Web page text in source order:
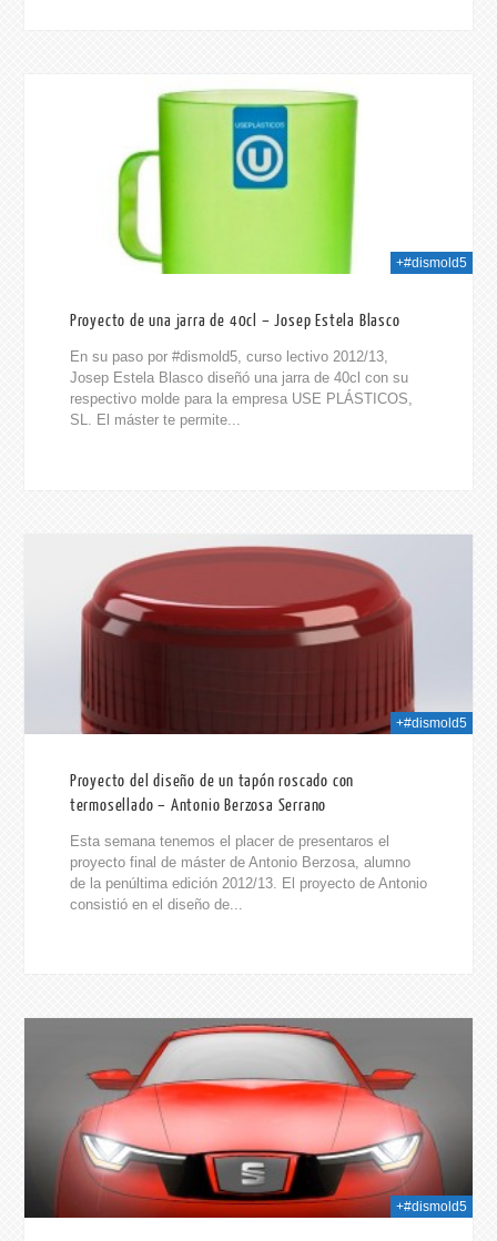
+#dismold5
Proyecto de una jarra de 40cl – Josep Estela Blasco
En su paso por #dismold5, curso lectivo 2012/13,
Josep Estela Blasco diseñó una jarra de 40cl con su
respectivo molde para la empresa USE PLÁSTICOS,
SL. El máster te permite...
+#dismold5
Proyecto del diseño de un tapón roscado con
termosellado – Antonio Berzosa Serrano
Esta semana tenemos el placer de presentaros el
proyecto final de máster de Antonio Berzosa, alumno
de la penúltima edición 2012/13. El proyecto de Antonio
consistió en el diseño de...
+#dismold5